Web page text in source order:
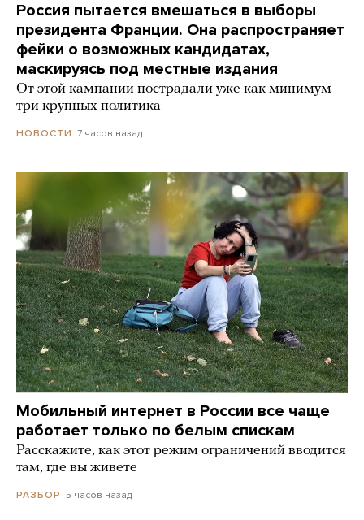
Россия пытается вмешаться в выборы
президента Франции. Она распространяет
фейки о возможных кандидатах,
маскируясь под местные издания
От этой кампании пострадали уже как минимум
три крупных политика
НОВОСТИ 7 часов назад
Мобильный интернет в России все чаще
работает только по белым спискам
Расскажите, как этот режим ограничений вводится
там, где вы живете
РАЗБОР 5 часов назад